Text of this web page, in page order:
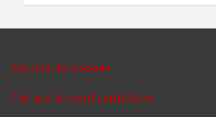
Politica de cookies
Politica de confidentalitate